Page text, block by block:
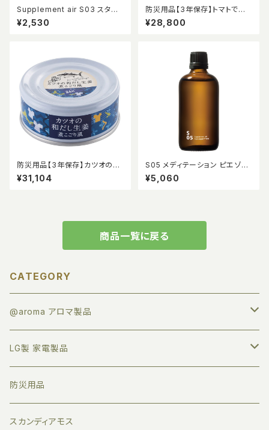
Supplement air S03 スタデ
ィー&ワーク 10ml
¥2,530
防災用品【3年保存】トマトで煮
込んだカツオとキノコ48缶入り
¥28,800
防災用品【3年保存】カツオの和
だし生姜煮こごり風48缶入り
¥31,104
S05 メディテーション ピエゾア
ロマオイル 100ml
¥5,060
商品一覧に戻る
CATEGORY
@aroma アロマ製品
アロマオイル
すべて
トライアルセット
業務用ディフューザー
家庭用ディフューザー
LG製 家電製品
プロジェクター
サウンドバー
防災用品
スカンディアモス